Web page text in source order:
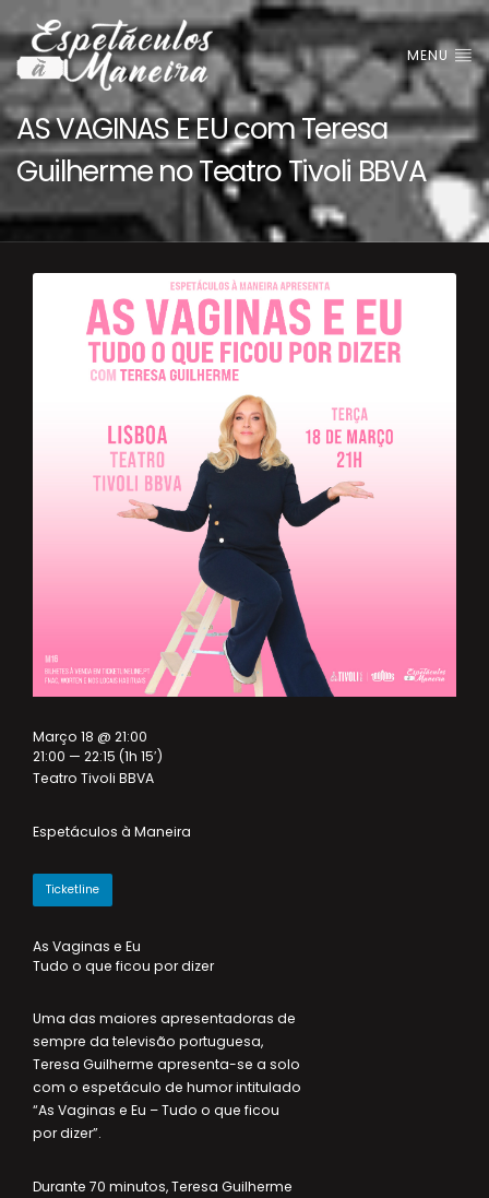
MENU
AS VAGINAS E EU com Teresa
Guilherme no Teatro Tivoli BBVA
As Vaginas e Eu
Tudo o que ficou por dizer
Uma das maiores apresentadoras de
sempre da televisão portuguesa,
Teresa Guilherme apresenta-se a solo
com o espetáculo de humor intitulado
“As Vaginas e Eu – Tudo o que ficou
por dizer”.
Durante 70 minutos, Teresa Guilherme
Março 18 @ 21:00
21:00 — 22:15 (1h 15′)
Teatro Tivoli BBVA
Espetáculos à Maneira
Ticketline